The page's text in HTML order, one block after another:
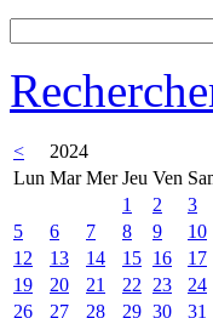
< 2024
Lun Mar Mer Jeu Ven
1
2 3
5
6 7 8 9 10
12
13 14 15 16 17
19
20 21 22 23 24
26
27 28 29 30 31